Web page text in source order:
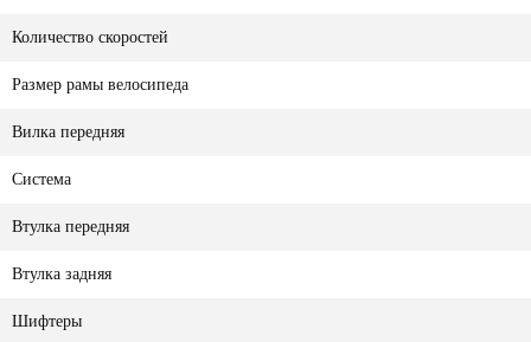
Количество скоростей
Размер рамы велосипеда
Вилка передняя
Система
Втулка передняя
Втулка задняя
Шифтеры